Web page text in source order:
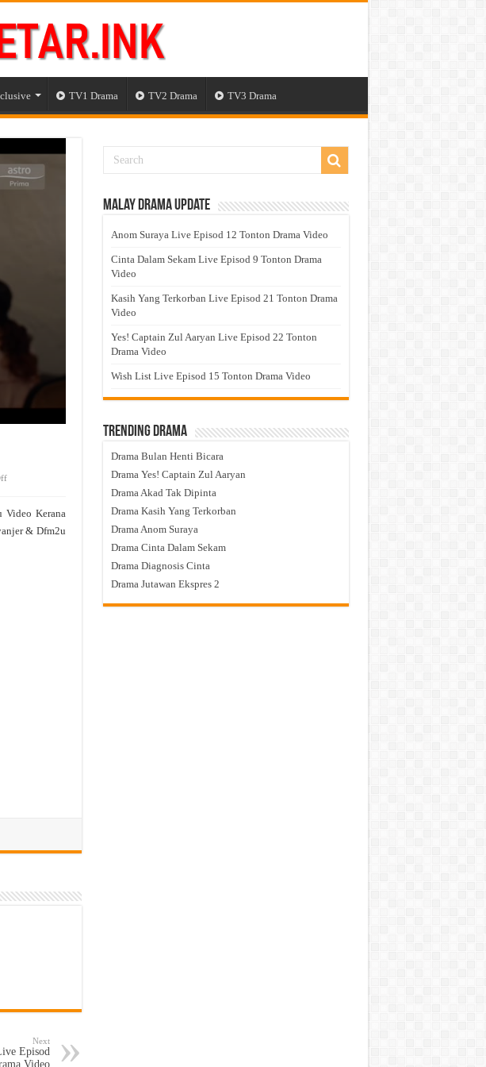
TV1 Drama TV2 Drama TV3 Drama
on
Live
5
Kerana
& Dfm2u
Next
Episod
Video
Malay Drama Update
Anom Suraya Live Episod 12 Tonton Drama Video
Cinta Dalam Sekam Live Episod 9 Tonton Drama
Video
Kasih Yang Terkorban Live Episod 21 Tonton Drama
Video
Yes! Captain Zul Aaryan Live Episod 22 Tonton
Drama Video
Wish List Live Episod 15 Tonton Drama Video
Trending Drama
Drama Bulan Henti Bicara
Drama Yes! Captain Zul Aaryan
Drama Akad Tak Dipinta
Drama Kasih Yang Terkorban
Drama Anom Suraya
Drama Cinta Dalam Sekam
Drama Diagnosis Cinta
Drama Jutawan Ekspres 2